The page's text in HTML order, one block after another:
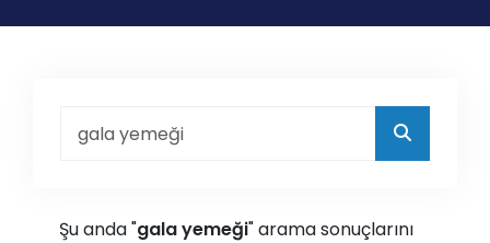
Şu anda "gala yemeği" arama sonuçlarını